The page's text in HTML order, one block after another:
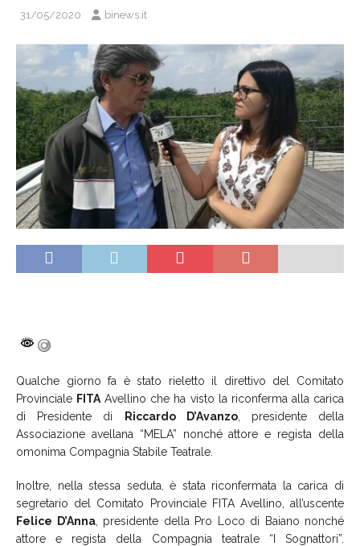
31/05/2020 binews.it
Qualche giorno fa è stato rieletto il direttivo del Comitato
Provinciale FITA Avellino che ha visto la riconferma alla carica
di Presidente di Riccardo D’Avanzo, presidente della
Associazione avellana “MELA” nonché attore e regista della
omonima Compagnia Stabile Teatrale.
Inoltre, nella stessa seduta, è stata riconfermata la carica di
segretario del Comitato Provinciale FITA Avellino, all’uscente
Felice D’Anna, presidente della Pro Loco di Baiano nonché
attore e regista della Compagnia teatrale “I Sognattori”.